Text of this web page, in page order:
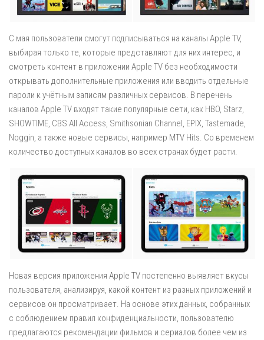
С мая пользователи смогут подписываться на каналы Apple TV,
выбирая только те, которые представляют для них интерес, и
смотреть контент в приложении Apple TV без необходимости
открывать дополнительные приложения или вводить отдельные
пароли к учётным записям различных сервисов. В перечень
каналов Apple TV входят такие популярные сети, как HBO, Starz,
SHOWTIME, CBS All Access, Smithsonian Channel, EPIX, Tastemade,
Noggin, а также новые сервисы, например MTV Hits. Со временем
количество доступных каналов во всех странах будет расти.
Новая версия приложения Apple TV постепенно выявляет вкусы
пользователя, анализируя, какой контент из разных приложений и
сервисов он просматривает. На основе этих данных, собранных
с соблюдением правил конфиденциальности, пользователю
предлагаются рекомендации фильмов и сериалов более чем из